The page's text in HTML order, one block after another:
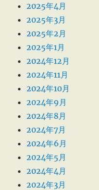
2025年4月
2025年3月
2025年2月
2025年1月
2024年12月
2024年11月
2024年10月
2024年9月
2024年8月
2024年7月
2024年6月
2024年5月
2024年4月
2024年3月